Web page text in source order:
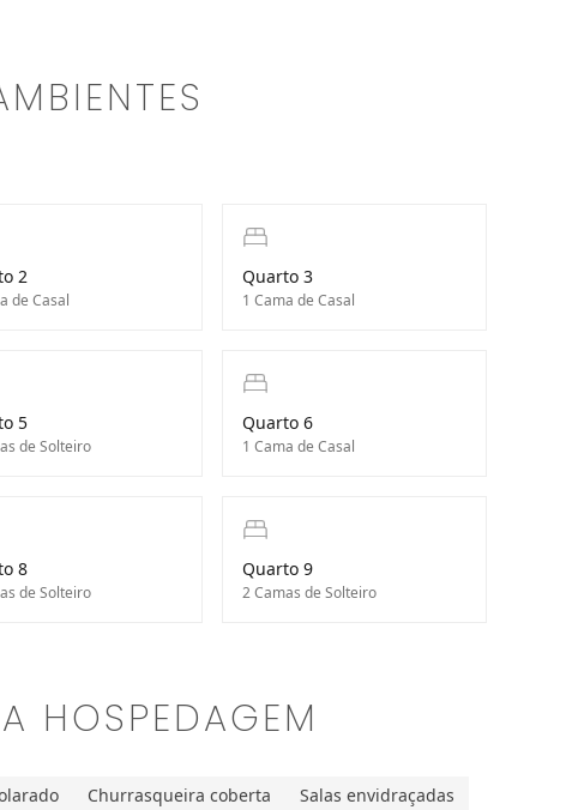
2
de Casal
Quarto 3
1 Cama de Casal
5
de Solteiro
Quarto 6
1 Cama de Casal
8
de Solteiro
Quarto 9
2 Camas de Solteiro
HOSPEDAGEM
Churrasqueira coberta Salas envidraçadas